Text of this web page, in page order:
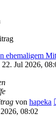
ehemaligem
Jul 2026,
von hapeka
08:02